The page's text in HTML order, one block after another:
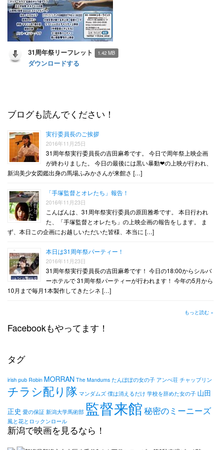
31周年祭リーフレット 1.42 MB
ダウンロードする
ブログも読んでください！
実行委員長のご挨拶
2016年11月25日
31周年祭実行委員長の吉田麻希です。 今日で周年祭上映企画
が終わりました。 今日の最後には黒い暴動❤︎の上映が行われ、
新潟美少女図鑑出身の馬場ふみかさんが来館さ […]
「手塚監督とオレたち」報告！
2016年11月23日
こんばんは、31周年祭実行委員の原田雅希です。 本日行われ
た、「手塚監督とオレたち」の上映企画の報告をします。 ま
ず、本日この企画にお越しいただいた皆様、本当に […]
本日は31周年祭パーティー！
2016年11月23日
31周年祭実行委員長の吉田麻希です！ 今日の18:00からシルバ
ーホテルで 31周年祭パーティーが行われます！ 今年の5月から
10月まで毎月1本製作してきたシネ […]
もっと読む »
Facebookもやってます！
タグ
irish pub Robin MORRAN The Mandums たんぽぽの女の子 アンぺ荘 チャップリン
チラシ配り隊 マンダムズ 僕は消えるだけ 学校を辞めた女の子 山田
正史 愛の保証 新潟大学馬術部 監督来館秘密のミーニーズ
風と花とロックンロール
新潟で映画を見るなら！